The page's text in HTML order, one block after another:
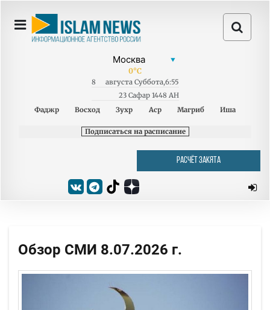
0°C
8 августа Суббота,6:55
23 Сафар 1448 AH
Фаджр
Восход Зухр Аср Магриб Иша
Подписаться на расписание
РАСЧЁТ ЗАКЯТА
Обзор СМИ 8.07.2026 г.